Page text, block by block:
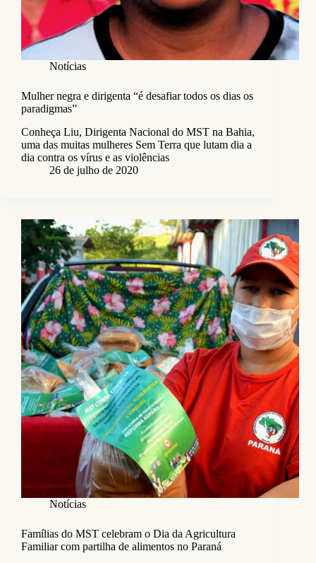
Notícias
Mulher negra e dirigenta “é desafiar todos os dias os
paradigmas”
Conheça Liu, Dirigenta Nacional do MST na Bahia,
uma das muitas mulheres Sem Terra que lutam dia a
dia contra os vírus e as violências
26 de julho de 2020
Notícias
Famílias do MST celebram o Dia da Agricultura
Familiar com partilha de alimentos no Paraná